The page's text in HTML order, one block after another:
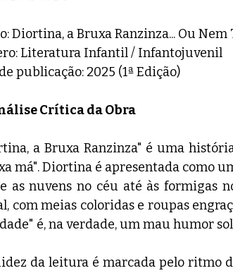
Diortina, a Bruxa Ranzinza... Ou Nem
Literatura Infantil / Infantojuvenil
publicação: 2025 (1ª Edição)
Crítica da Obra
a Bruxa Ranzinza" é uma
má". Diortina é apresentada como
as nuvens no céu até às formigas
com meias coloridas e roupas
é, na verdade, um mau humor
da leitura é marcada pelo ritmo